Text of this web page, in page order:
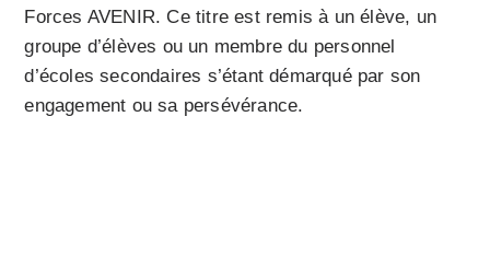
Forces AVENIR. Ce titre est remis à un élève, un
groupe d’élèves ou un membre du personnel
d’écoles secondaires s’étant démarqué par son
engagement ou sa persévérance.